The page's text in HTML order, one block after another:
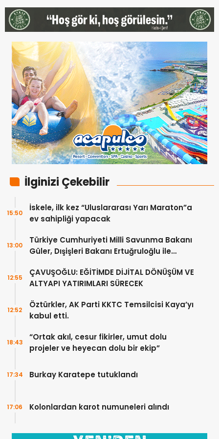
İlginizi Çekebilir
İskele, ilk kez “Uluslararası Yarı Maraton”a
ev sahipliği yapacak
15:50
Türkiye Cumhuriyeti Milli Savunma Bakanı
Güler, Dışişleri Bakanı Ertuğruloğlu ile
13:00
ÇAVUŞOĞLU: EĞİTİMDE DİJİTAL DÖNÜŞÜM VE
ALTYAPI YATIRIMLARI SÜRECEK
12:55
Öztürkler, AK Parti KKTC Temsilcisi Kaya’yı
kabul etti.
12:52
“Ortak akıl, cesur fikirler, umut dolu
projeler ve heyecan dolu bir ekip”
18:43
Burkay Karatepe tutuklandı
17:34
Kolonlardan karot numuneleri alındı
17:06